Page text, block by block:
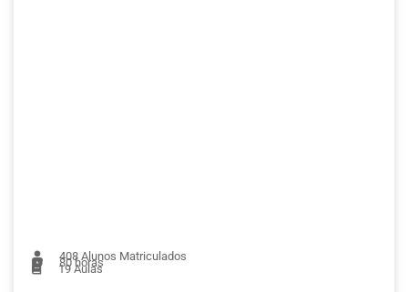
408 Alunos Matriculados
80 horas
19Aulas